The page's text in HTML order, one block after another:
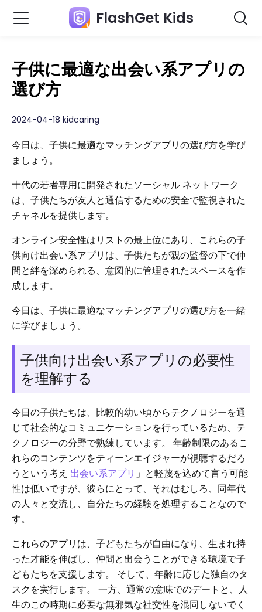
FlashGet Kids
子供に最適な出会い系アプリの
選び方
2024-04-18 kidcaring
今日は、子供に最適なマッチングアプリの選び方を学び
ましょう。
十代の若者専用に開発されたソーシャル ネットワーク
は、子供たちが友人と通信するための安全で監視された
チャネルを提供します。
オンライン安全性はリストの最上位にあり、これらの子
供向け出会い系アプリは、子供たちが親の監督の下で仲
間と絆を深められる、意図的に管理されたスペースを作
成します。
今日は、子供に最適なマッチングアプリの選び方を一緒
に学びましょう。
子供向け出会い系アプリの必要性
を理解する
今日の子供たちは、比較的幼い頃からテクノロジーを通
じて社会的なコミュニケーションを行っているため、テ
クノロジーの分野で熟練しています。 年齢制限のあるこ
れらのコンテンツをティーンエイジャーが視聴するだろ
うという考え 出会い系アプリ 」と軽蔑を込めて言う可能
性は低いですが、彼らにとって、それはむしろ、同年代
の人々と交流し、自分たちの経験を処理することなので
す。
これらのアプリは、子どもたちが自由になり、生まれ持
った才能を伸ばし、仲間と出会うことができる環境で子
どもたちを支援します。 そして、年齢に応じた独自のタ
スクを実行します。 一方、通常の意味でのデートと、人
生のこの時期に必要な無邪気な社交性を混同しないでく